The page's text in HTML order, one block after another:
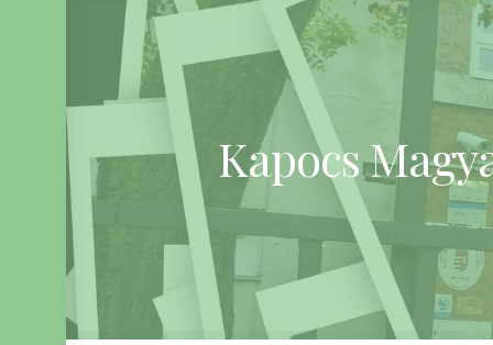
Kapocs